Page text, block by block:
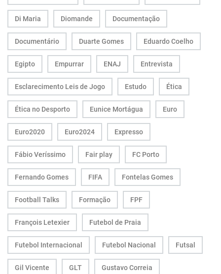
Di Maria Diomande Documentação
Documentário Duarte Gomes Eduardo Coelho
Egipto Empurrar ENAJ Entrevista
Esclarecimento Leis de Jogo Estudo Ética
Ética no Desporto Eunice Mortágua Euro
Euro2020 Euro2024 Expresso
Fábio Veríssimo Fair play FC Porto
Fernando Gomes FIFA Fontelas Gomes
Football Talks Formação FPF
François Letexier Futebol de Praia
Futebol Internacional Futebol Nacional Futsal
Gil Vicente GLT Gustavo Correia